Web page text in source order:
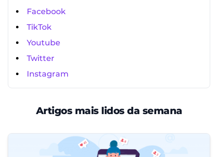
Facebook
TikTok
Youtube
Twitter
Instagram
Artigos mais lidos da semana